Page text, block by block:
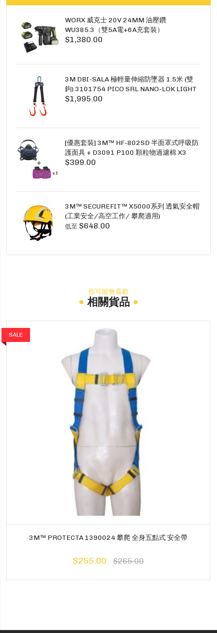
WORX 威克士 20V 24MM 油壓鑽
WU385.3（雙5A電+6A充套裝）
$1,380.00
3M DBI-SALA 極輕量伸縮防墜器 1.5米 (雙
鉤) 3101754 PICO SRL NANO-LOK LIGHT
1.5M TWINS
$1,995.00
[優惠套裝] 3M™ HF-802SD 半面罩式呼吸防
護面具 + D3091 P100 顆粒物過濾棉 X3
SECURE CLICK HF-802SD HF-800SD 系列
$399.00
3M™ SECUREFIT™ X5000系列 透氣安全帽
(工業安全/高空工作/ 攀爬適用)
低至 $648.00
你可能會喜歡
相關貨品
SALE
3M™ PROTECTA 1390024 攀爬 全身五點式 安全帶
$255.00 $265.00